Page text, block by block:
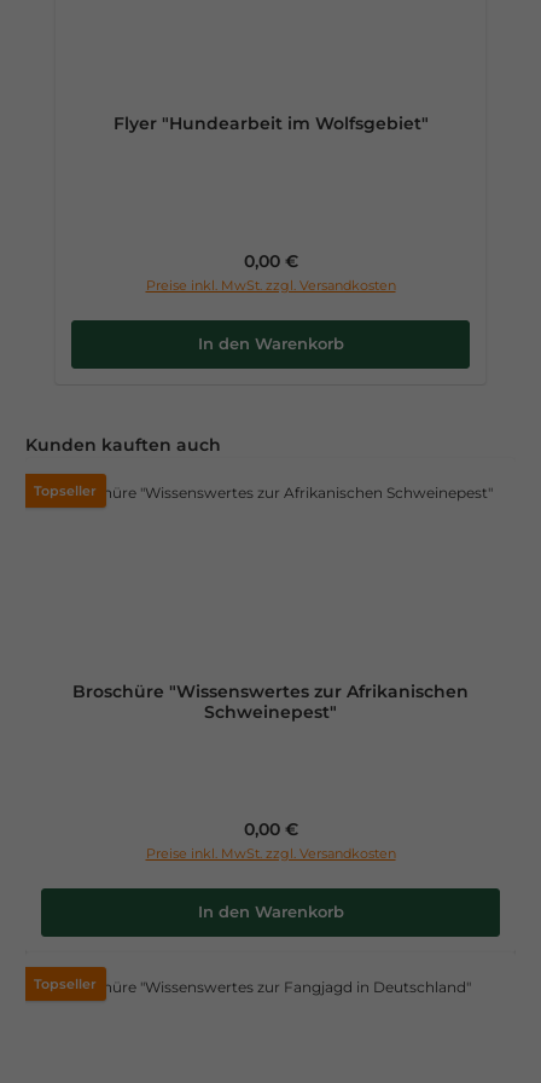
Flyer "Hundearbeit im Wolfsgebiet"
Regulärer Preis:
0,00 €
Preise inkl. MwSt. zzgl. Versandkosten
In den Warenkorb
Produktgalerie überspringen
Kunden kauften auch
Topseller
Broschüre "Wissenswertes zur Afrikanischen
Schweinepest"
Regulärer Preis:
0,00 €
Preise inkl. MwSt. zzgl. Versandkosten
In den Warenkorb
Topseller